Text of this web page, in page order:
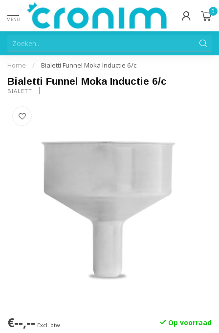
MENU
0
Home / Bialetti Funnel Moka Inductie 6/c
Bialetti Funnel Moka Inductie 6/c
BIALETTI
€--,-- Excl. btw Op voorraad